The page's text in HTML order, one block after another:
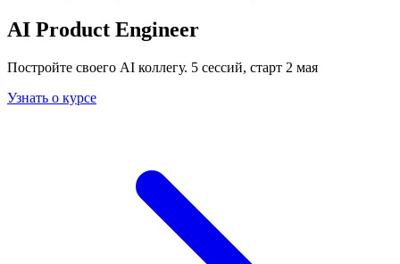
AI Product Engineer
Постройте своего AI коллегу. 5 сессий, старт 2 мая
Узнать о курсе